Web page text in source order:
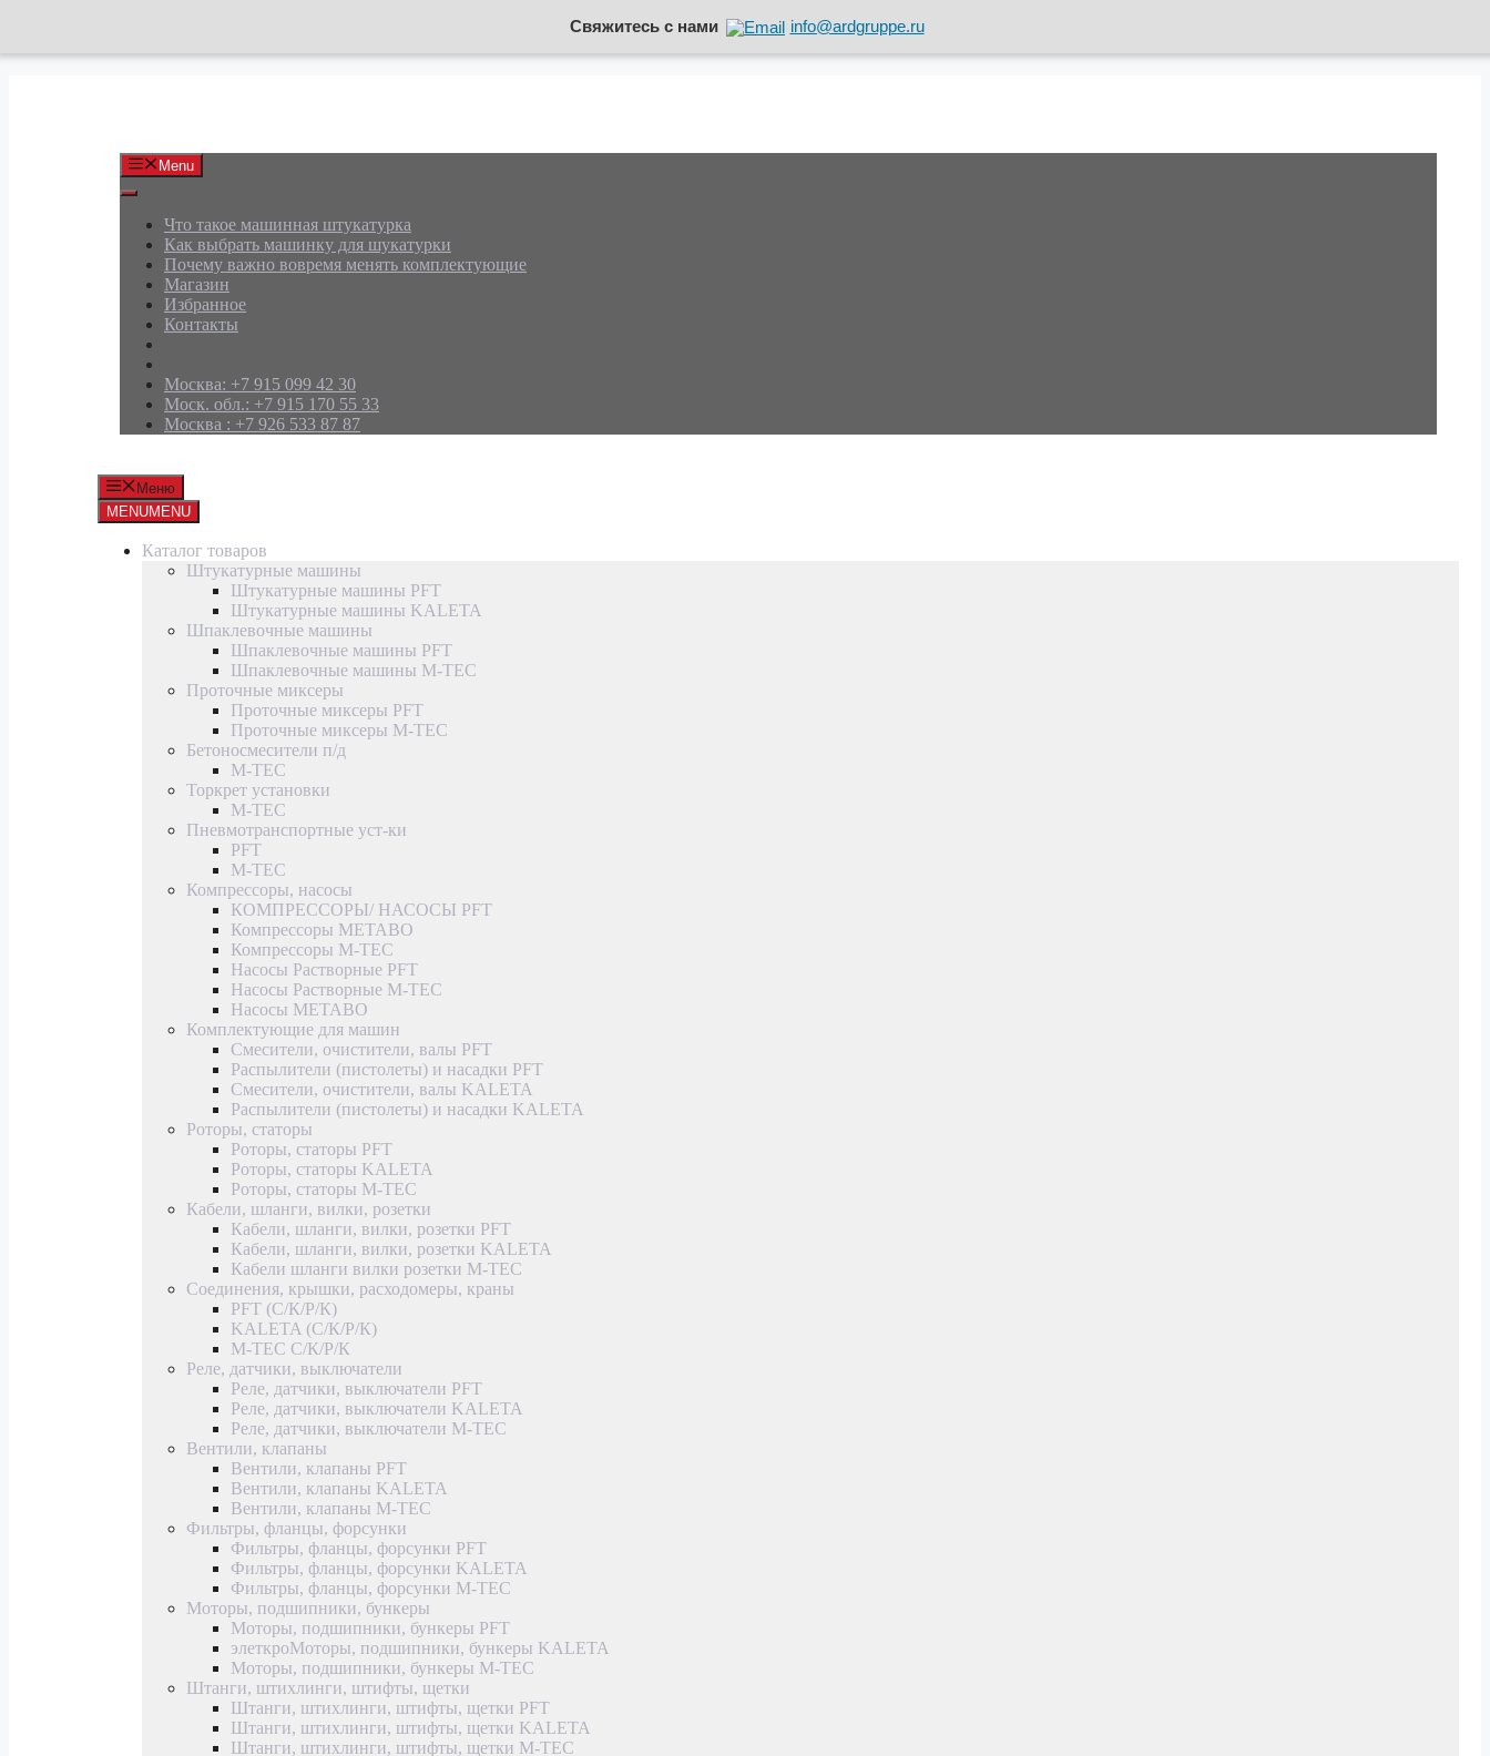
Свяжитесь с нами info@ardgruppe.ru
Menu
Что такое машинная штукатурка
Как выбрать машинку для шукатурки
Почему важно вовремя менять комплектующие
Магазин
Избранное
Контакты
Москва: +7 915 099 42 30
Моск. обл.: +7 915 170 55 33
Москва : +7 926 533 87 87
Меню
MENUMENU
Каталог товаров
Штукатурные машины
Штукатурные машины PFT
Штукатурные машины KALETA
Шпаклевочные машины
Шпаклевочные машины PFT
Шпаклевочные машины M-TEC
Проточные миксеры
Проточные миксеры PFT
Проточные миксеры M-TEC
Бетоносмесители п/д
M-TEC
Торкрет установки
M-TEC
Пневмотранспортные уст-ки
PFT
M-TEC
Компрессоры, насосы
КОМПРЕССОРЫ/ НАСОСЫ PFT
Компрессоры METABO
Компрессоры M-TEC
Насосы Растворные PFT
Насосы Растворные M-TEC
Насосы METABO
Комплектующие для машин
Смесители, очистители, валы PFT
Распылители (пистолеты) и насадки PFT
Смесители, очистители, валы KALETA
Распылители (пистолеты) и насадки KALETA
Роторы, статоры
Роторы, статоры PFT
Роторы, статоры KALETA
Роторы, статоры M-TEC
Кабели, шланги, вилки, розетки
Кабели, шланги, вилки, розетки PFT
Кабели, шланги, вилки, розетки KALETA
Кабели шланги вилки розетки M-TEC
Соединения, крышки, расходомеры, краны
PFT (С/К/Р/К)
KALETA (С/К/Р/К)
M-TEC С/К/Р/К
Реле, датчики, выключатели
Реле, датчики, выключатели PFT
Реле, датчики, выключатели KALETA
Реле, датчики, выключатели M-TEC
Вентили, клапаны
Вентили, клапаны PFT
Вентили, клапаны KALETA
Вентили, клапаны M-TEC
Фильтры, фланцы, форсунки
Фильтры, фланцы, форсунки PFT
Фильтры, фланцы, форсунки KALETA
Фильтры, фланцы, форсунки M-TEC
Моторы, подшипники, бункеры
Моторы, подшипники, бункеры PFT
элеткроМоторы, подшипники, бункеры KALETA
Моторы, подшипники, бункеры M-TEC
Штанги, штихлинги, штифты, щетки
Штанги, штихлинги, штифты, щетки PFT
Штанги, штихлинги, штифты, щетки KALETA
Штанги, штихлинги, штифты, щетки M-TEC